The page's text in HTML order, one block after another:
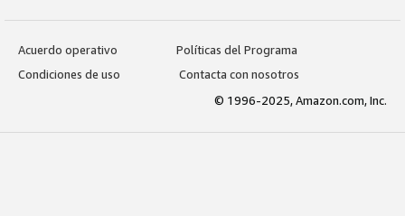
Acuerdo operativo
Políticas del Programa
Condiciones de uso
Contacta con nosotros
© 1996-2025, Amazon.com, Inc.